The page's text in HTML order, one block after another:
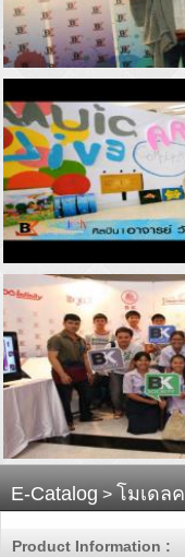
E-Catalog > โมเดล
Product Information :